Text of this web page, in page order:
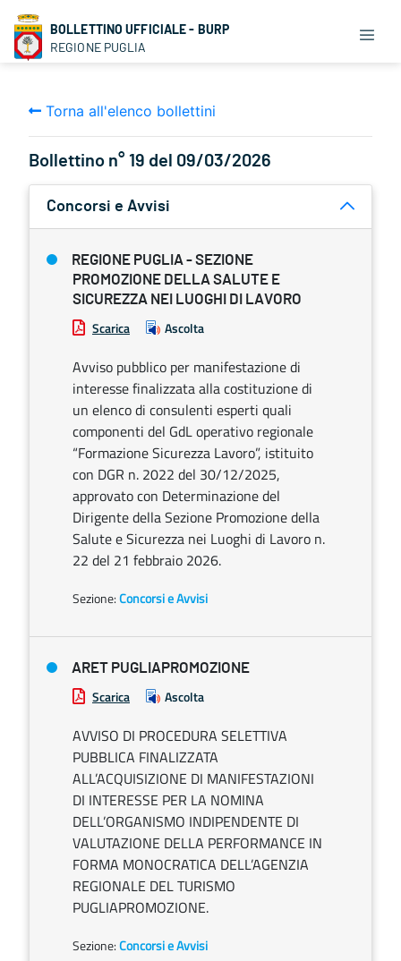
BOLLETTINO UFFICIALE - BURP
REGIONE PUGLIA
Torna all'elenco bollettini
Bollettino n° 19 del 09/03/2026
Concorsi e Avvisi
REGIONE PUGLIA - SEZIONE
PROMOZIONE DELLA SALUTE E
SICUREZZA NEI LUOGHI DI LAVORO
Scarica Ascolta
Avviso pubblico per manifestazione di
interesse finalizzata alla costituzione di
un elenco di consulenti esperti quali
componenti del GdL operativo regionale
“Formazione Sicurezza Lavoro”, istituito
con DGR n. 2022 del 30/12/2025,
approvato con Determinazione del
Dirigente della Sezione Promozione della
Salute e Sicurezza nei Luoghi di Lavoro n.
22 del 21 febbraio 2026.
Sezione:Concorsi e Avvisi
ARET PUGLIAPROMOZIONE
Scarica Ascolta
AVVISO DI PROCEDURA SELETTIVA
PUBBLICA FINALIZZATA
ALL’ACQUISIZIONE DI MANIFESTAZIONI
DI INTERESSE PER LA NOMINA
DELL’ORGANISMO INDIPENDENTE DI
VALUTAZIONE DELLA PERFORMANCE IN
FORMA MONOCRATICA DELL’AGENZIA
REGIONALE DEL TURISMO
PUGLIAPROMOZIONE.
Sezione:Concorsi e Avvisi